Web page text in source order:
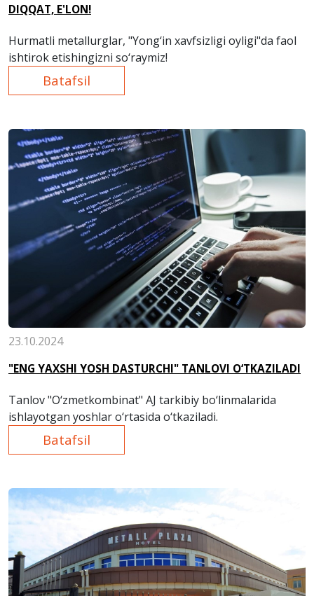
DIQQAT, E'LON!
Hurmatli metallurglar, "Yong‘in xavfsizligi oyligi"da faol
ishtirok etishingizni so‘raymiz!
Batafsil
23.10.2024
"ENG YAXSHI YOSH DASTURCHI" TANLOVI O‘TKAZILADI
Tanlov "O‘zmetkombinat" AJ tarkibiy bo‘linmalarida
ishlayotgan yoshlar o‘rtasida o‘tkaziladi.
Batafsil